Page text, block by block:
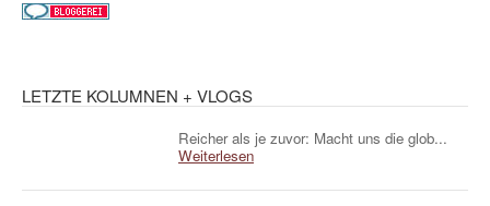
LETZTE KOLUMNEN + VLOGS
Reicher als je zuvor: Macht uns die glob...
Weiterlesen